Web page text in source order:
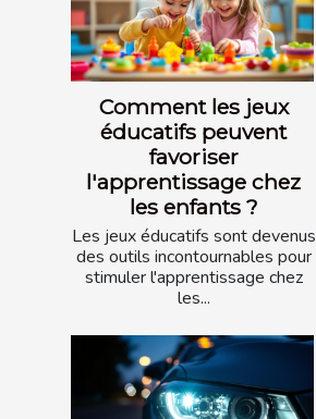
Comment les jeux
éducatifs peuvent
favoriser
l'apprentissage chez
les enfants ?
Les jeux éducatifs sont devenus
des outils incontournables pour
stimuler l'apprentissage chez
les...